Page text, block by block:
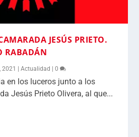
JESÚS PRIETO.
RABADÁN
2021 |Actualidad |0
en los luceros junto a los
Jesús Prieto Olivera, al que...